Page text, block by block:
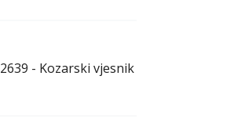
2639 - Kozarski vjesnik - 1.5.2026.